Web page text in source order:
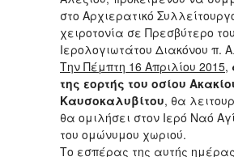
στο Αρχιερατικό
χειροτονία σε Πρεσβύτερο του
Ιερολογιωτάτου Διακόνου π.
Την Πέμπτη 16 Απριλίου 2015,
της εορτής του οσίου
Καυσοκαλυβίτου, θα
θα ομιλήσει στον Ιερό Ναό
του ομώνυμου χωριού.
Το εσπέρας της αυτής